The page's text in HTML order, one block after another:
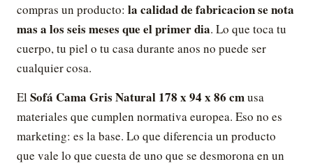
compras un producto: la calidad de fabricacion se nota
mas a los seis meses que el primer dia. Lo que toca tu
cuerpo, tu piel o tu casa durante anos no puede ser
cualquier cosa.
El Sofá Cama Gris Natural 178 x 94 x 86 cmusa
materiales que cumplen normativa europea. Eso no es
marketing: es la base. Lo que diferencia un producto
que vale lo que cuesta de uno que se desmorona en un